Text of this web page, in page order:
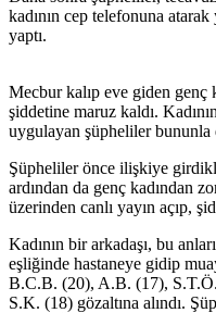
kadının cep telefonuna
yaptı.
Mecbur kalıp eve giden genç
şiddetine maruz kaldı.
uygulayan şüpheliler bununla
Şüpheliler önce ilişkiye
ardından da genç kadından
üzerinden canlı yayın açıp,
Kadının bir arkadaşı, bu
eşliğinde hastaneye gidip
B.C.B. (20), A.B. (17),
S.K. (18) gözaltına alındı.